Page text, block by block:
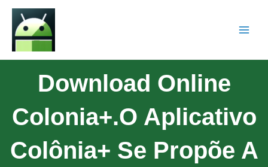
Download Online
Colonia+.O Aplicativo
Colônia+ Se Propõe A